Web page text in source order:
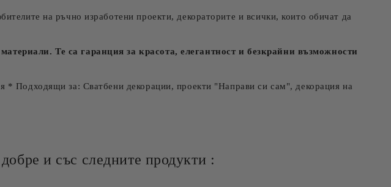
на ръчно изработени проекти, декораторите и всички, които обичат да
Те са гаранция за красота, елегантност и безкрайни възможности
Подходящи за: Сватбени декорации, проекти "Направи си сам", декорация на
и със следните продукти :